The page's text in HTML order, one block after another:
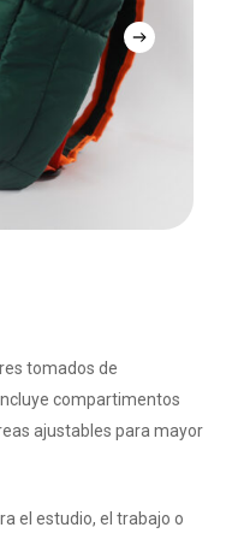
tomados de
compartimentos
ajustables para mayor
el estudio, el trabajo o